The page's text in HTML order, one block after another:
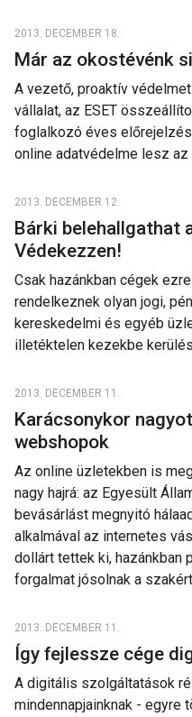
2013. DECEMBER 18.
Már az okostévénk
A vezető, proaktív
vállalat, az ESET
foglalkozó éves
online adatvédelme lesz
2013. DECEMBER 12.
Bárki belehallgathat
Védekezzen!
Csak hazánkban cégek
rendelkeznek olyan jogi,
kereskedelmi és egyéb
illetéktelen kezekbe
2013. DECEMBER 11.
Karácsonykor
webshopok
Az online üzletekben is
nagy hajrá: az Egyesült
bevásárlást megnyitó
alkalmával az internetes
dollárt tettek ki, hazánkban
forgalmat jósolnak a
2013. DECEMBER 11.
Így fejlessze cége
A digitális szolgáltatások
mindennapjainknak - egyre